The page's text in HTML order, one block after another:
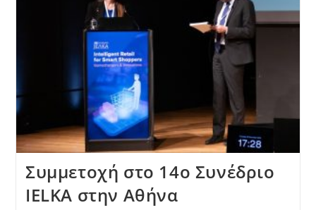
Συμμετοχή στο 14ο Συνέδριο
IELKA στην Αθήνα